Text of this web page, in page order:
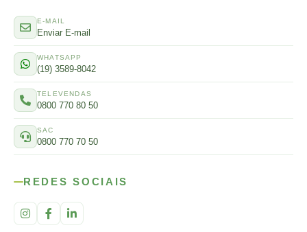
E-MAIL
Enviar E-mail
WHATSAPP
(19) 3589-8042
TELEVENDAS
0800 770 80 50
SAC
0800 770 70 50
REDES SOCIAIS